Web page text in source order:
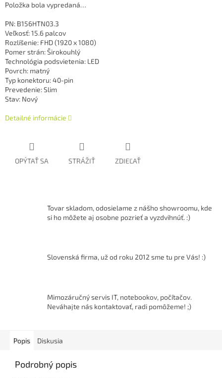
Položka bola vypredaná…
PN: B156HTN03.3
Veľkosť: 15.6 palcov
Rozlíšenie: FHD (1920 x 1080)
Pomer strán: Širokouhlý
Technológia podsvietenia: LED
Povrch: matný
Typ konektoru: 40-pin
Prevedenie: Slim
Stav: Nový
Detailné informácie
OPÝTAŤ SA STRÁŽIŤ ZDIEĽAŤ
Tovar skladom, odosielame z nášho showroomu, kde
si ho môžete aj osobne pozrieť a vyzdvihnúť. :)
Slovenská firma, už od roku 2012 sme tu pre Vás! :)
Mimozáručný servis IT, notebookov, počítačov.
Neváhajte nás kontaktovať, radi pomôžeme! ;)
Popis Diskusia
Podrobný popis